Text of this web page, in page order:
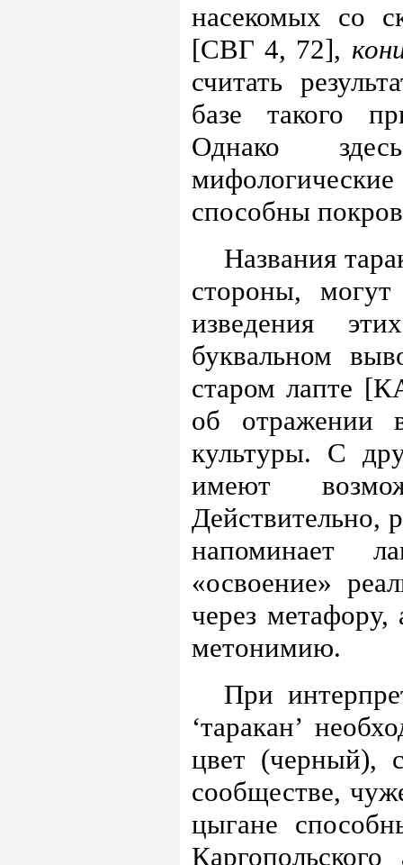
насекомых со
[СВГ 4, 72],
считать
базе такого
Однако
способны
Названия
стороны,
изведения
буквальном
старом лапте
об отражении
культуры. С
имеют
Действительно,
напоминает
«освоение»
через метафору,
метонимию.
При
‘таракан’
цвет (черный),
сообществе,
цыгане